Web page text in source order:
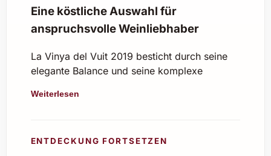
Eine köstliche Auswahl für
anspruchsvolle Weinliebhaber
La Vinya del Vuit 2019 besticht durch seine
elegante Balance und seine komplexe
2019 vereint eine feine Frucht mit dezenten
seiner intensiven rubinroten Farbe lädt er zum
Weiterlesen
ENTDECKUNG FORTSETZEN